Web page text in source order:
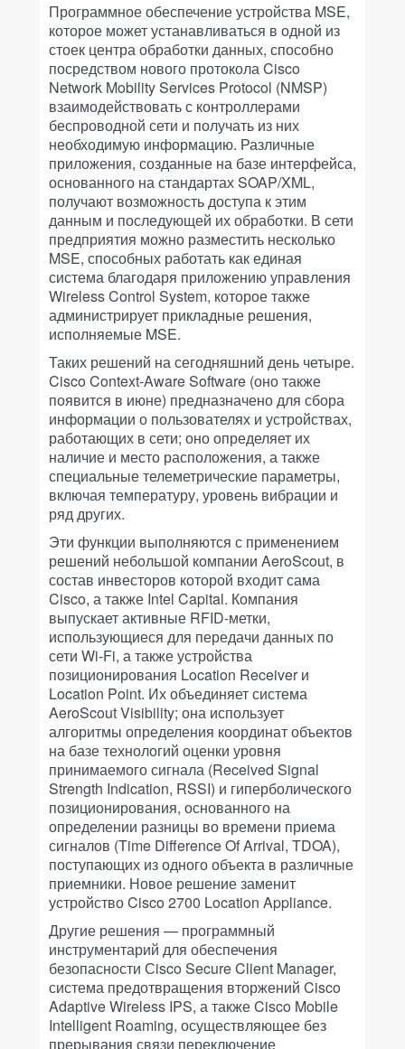
Программное обеспечение устройства MSE,
которое может устанавливаться в одной из
стоек центра обработки данных, способно
посредством нового протокола Cisco
Network Mobility Services Protocol (NMSP)
взаимодействовать с контроллерами
беспроводной сети и получать из них
необходимую информацию. Различные
приложения, созданные на базе интерфейса,
основанного на стандартах SOAP/XML,
получают возможность доступа к этим
данным и последующей их обработки. В сети
предприятия можно разместить несколько
MSE, способных работать как единая
система благодаря приложению управления
Wireless Control System, которое также
администрирует прикладные решения,
исполняемые MSE.
Таких решений на сегодняшний день четыре.
Cisco Context-Aware Software (оно также
появится в июне) предназначено для сбора
информации о пользователях и устройствах,
работающих в сети; оно определяет их
наличие и место расположения, а также
специальные телеметрические параметры,
включая температуру, уровень вибрации и
ряд других.
Эти функции выполняются с применением
решений небольшой компании AeroScout, в
состав инвесторов которой входит сама
Cisco, а также Intel Capital. Компания
выпускает активные RFID-метки,
использующиеся для передачи данных по
сети Wi-Fi, а также устройства
позиционирования Location Receiver и
Location Point. Их объединяет система
AeroScout Visibility; она использует
алгоритмы определения координат объектов
на базе технологий оценки уровня
принимаемого сигнала (Received Signal
Strength Indication, RSSI) и гиперболического
позиционирования, основанного на
определении разницы во времени приема
сигналов (Time Difference Of Arrival, TDOA),
поступающих из одного объекта в различные
приемники. Новое решение заменит
устройство Cisco 2700 Location Appliance.
Другие решения — программный
инструментарий для обеспечения
безопасности Сisco Secure Client Manager,
система предотвращения вторжений Cisco
Adaptive Wireless IPS, а также Cisco Mobile
Intelligent Roaming, осуществляющее без
прерывания связи переключение